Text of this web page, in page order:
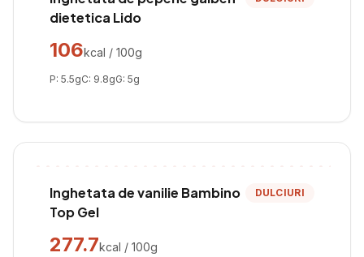
dietetica Lido
106kcal / 100g
P: 5.5gC: 9.8gG: 5g
Inghetata de vanilie Bambino
Top Gel
DULCIURI
277.7kcal / 100g